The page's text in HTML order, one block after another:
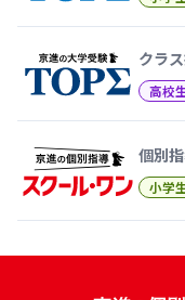
クラ
高校
個別
小学